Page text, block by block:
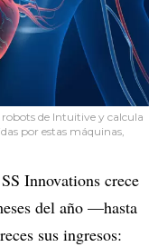
de Intuitive y calcula
por estas máquinas,
Innovations crece
del año —hasta
sus ingresos: